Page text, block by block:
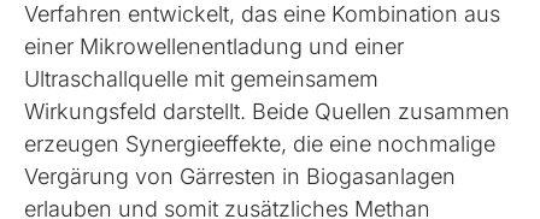
Verfahren entwickelt, das eine Kombination aus
einer Mikrowellenentladung und einer
Ultraschallquelle mit gemeinsamem
Wirkungsfeld darstellt. Beide Quellen zusammen
erzeugen Synergieeffekte, die eine nochmalige
Vergärung von Gärresten in Biogasanlagen
erlauben und somit zusätzliches Methan